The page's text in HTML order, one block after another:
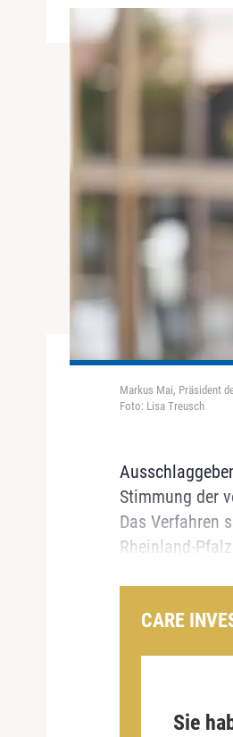
Markus Mai, Präsident
Foto: Lisa Treusch
Stimmung der
Das Verfahren
Rheinland-
CARE
Sie